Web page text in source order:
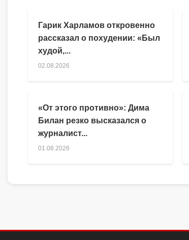
Гарик Харламов откровенно
рассказал о похудении: «Был
худой,...
02.08.2026
«От этого противно»: Дима
Билан резко высказался о
журналист...
01.08.2026